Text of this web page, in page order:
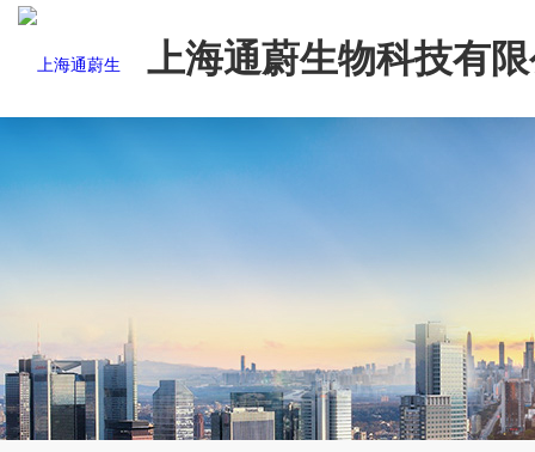
上海通蔚生物科技有